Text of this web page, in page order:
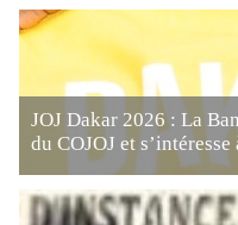
JOJ Dakar 2026 : La
du COJOJ et